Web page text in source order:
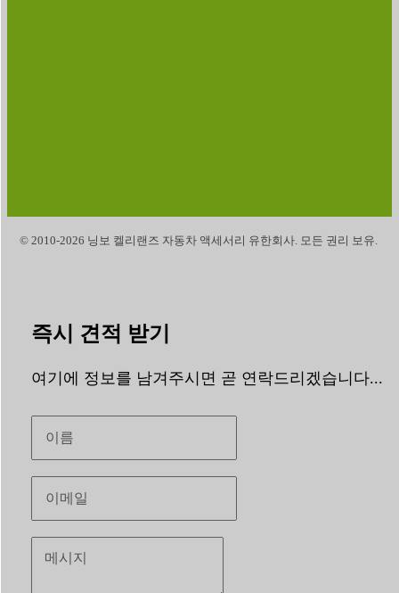
© 2010-2026 닝보 켈리랜즈 자동차 액세서리 유한회사. 모든 권리 보유.
즉시 견적 받기
여기에 정보를 남겨주시면 곧 연락드리겠습니다...